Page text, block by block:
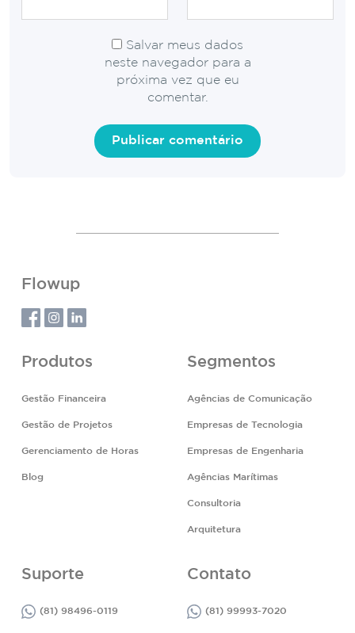
Salvar meus dados
neste navegador para a
próxima vez que eu
comentar.
Flowup
Produtos
Gestão Financeira
Gestão de Projetos
Gerenciamento de Horas
Blog
Segmentos
Agências de Comunicação
Empresas de Tecnologia
Empresas de Engenharia
Agências Marítimas
Consultoria
Arquitetura
Suporte
(81) 98496-0119
Contato
(81) 99993-7020